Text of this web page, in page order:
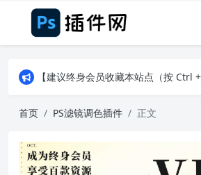
【建议终身会员收藏本站点（按 Ctrl + D）】PS插件网工作日8
【建议终身会员收藏本站点（按 Ctrl + D）】PS插件网工作日8
首页 PS滤镜调色插件 正文